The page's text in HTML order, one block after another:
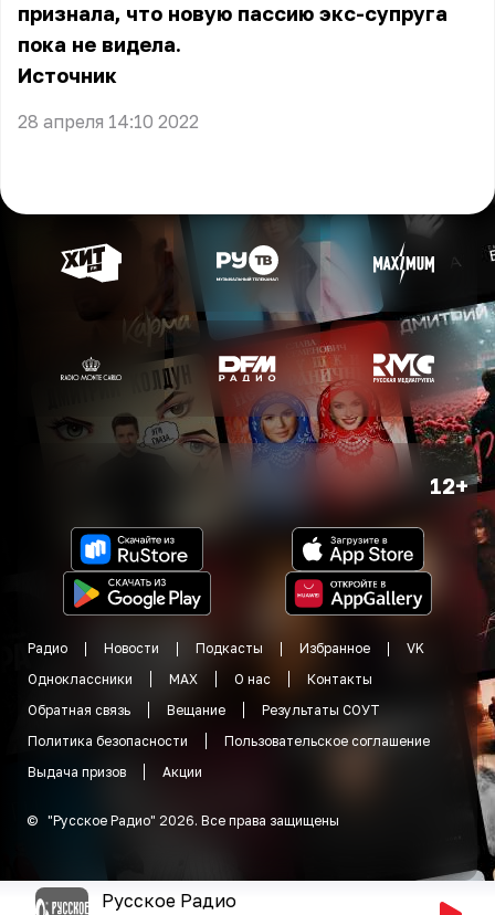
признала, что новую пассию экс-супруга
пока не видела.
Источник
28 апреля 14:10 2022
12+
Радио Новости Подкасты Избранное
VK
Одноклассники
MAX О нас
Контакты
Обратная связь
Вещание
Результаты СОУТ
Политика безопасности
Пользовательское соглашение
Выдача призов
Акции
© "Русское Радио" 2026. Все права защищены
Русское Радио